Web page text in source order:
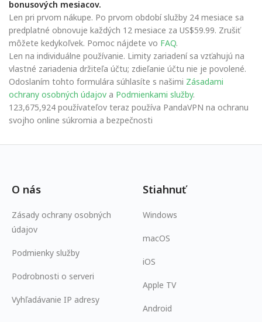
bonusových mesiacov.
Len pri prvom nákupe. Po prvom období služby 24 mesiace sa
predplatné obnovuje každých 12 mesiace za US$59.99. Zrušiť
môžete kedykoľvek. Pomoc nájdete vo FAQ.
Len na individuálne používanie. Limity zariadení sa vzťahujú na
vlastné zariadenia držiteľa účtu; zdieľanie účtu nie je povolené.
Odoslaním tohto formulára súhlasíte s našimi Zásadami
ochrany osobných údajov a Podmienkami služby.
123,675,924 používateľov teraz používa PandaVPN na ochranu
svojho online súkromia a bezpečnosti
O nás
Zásady ochrany osobných
údajov
Podmienky služby
Podrobnosti o serveri
Vyhľadávanie IP adresy
Stiahnuť
Windows
macOS
iOS
Apple TV
Android